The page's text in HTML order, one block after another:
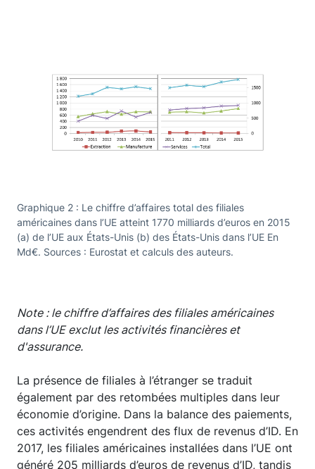
Graphique 2 : Le chiffre d’affaires total des filiales
américaines dans l’UE atteint 1770 milliards d’euros en 2015
(a) de l’UE aux États-Unis (b) des États-Unis dans l’UE En
Md€. Sources : Eurostat et calculs des auteurs.
Note : le chiffre d’affaires des filiales américaines
dans l’UE exclut les activités financières et
d'assurance.
La présence de filiales à l’étranger se traduit
également par des retombées multiples dans leur
économie d’origine. Dans la balance des paiements,
ces activités engendrent des flux de revenus d’ID. En
2017, les filiales américaines installées dans l’UE ont
généré 205 milliards d’euros de revenus d’ID, tandis